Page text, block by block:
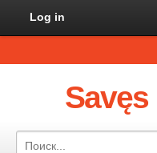
Log in